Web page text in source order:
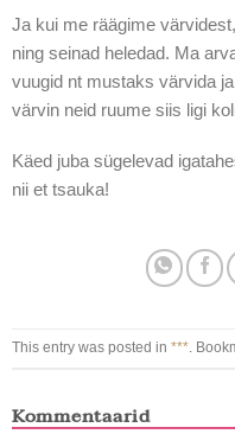
Ja kui me räägime
ning seinad heledad. Ma
vuugid nt mustaks värvida
värvin neid ruume siis ligi
Käed juba sügelevad
nii et tsauka!
This entry was posted in ***.
Kommentaarid